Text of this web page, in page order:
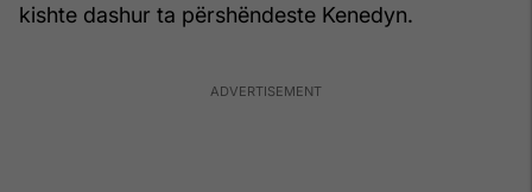
kishte dashur ta përshëndeste Kenedyn.